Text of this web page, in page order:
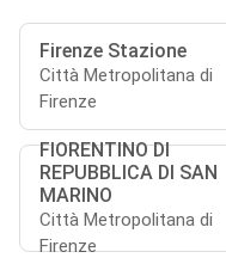
Firenze Stazione
Città Metropolitana di
Firenze
FIORENTINO DI
REPUBBLICA DI SAN
MARINO
Città Metropolitana di
Firenze